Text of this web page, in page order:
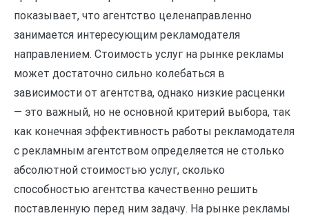
показывает, что агентство целенаправленно
занимается интересующим рекламодателя
направлением. Стоимость услуг на рынке рекламы
может достаточно сильно колебаться в
зависимости от агентства, однако низкие расценки
— это важный, но не основной критерий выбора, так
как конечная эффективность работы рекламодателя
с рекламным агентством определяется не столько
абсолютной стоимостью услуг, сколько
способностью агентства качественно решить
поставленную перед ним задачу. На рынке рекламы